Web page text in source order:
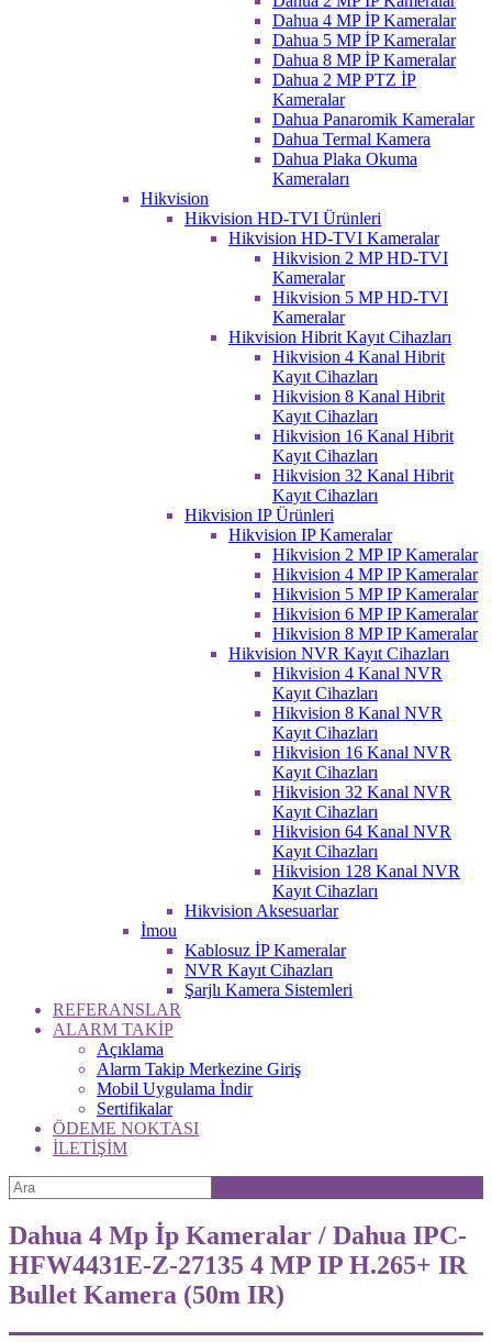
Dahua 4 MP İP Kameralar
Dahua 5 MP İP Kameralar
Dahua 8 MP İP Kameralar
Dahua 2 MP PTZ İP
Kameralar
Dahua Panaromik Kameralar
Dahua Termal Kamera
Dahua Plaka Okuma
Kameraları
Hikvision
Hikvision HD-TVI Ürünleri
Hikvision HD-TVI Kameralar
Hikvision 2 MP HD-TVI
Kameralar
Hikvision 5 MP HD-TVI
Kameralar
Hikvision Hibrit Kayıt Cihazları
Hikvision 4 Kanal Hibrit
Kayıt Cihazları
Hikvision 8 Kanal Hibrit
Kayıt Cihazları
Hikvision 16 Kanal Hibrit
Kayıt Cihazları
Hikvision 32 Kanal Hibrit
Kayıt Cihazları
Hikvision IP Ürünleri
Hikvision IP Kameralar
Hikvision 2 MP IP Kameralar
Hikvision 4 MP IP Kameralar
Hikvision 5 MP IP Kameralar
Hikvision 6 MP IP Kameralar
Hikvision 8 MP IP Kameralar
Hikvision NVR Kayıt Cihazları
Hikvision 4 Kanal NVR
Kayıt Cihazları
Hikvision 8 Kanal NVR
Kayıt Cihazları
Hikvision 16 Kanal NVR
Kayıt Cihazları
Hikvision 32 Kanal NVR
Kayıt Cihazları
Hikvision 64 Kanal NVR
Kayıt Cihazları
Hikvision 128 Kanal NVR
Kayıt Cihazları
Hikvision Aksesuarlar
İmou
Kablosuz İP Kameralar
NVR Kayıt Cihazları
Şarjlı Kamera Sistemleri
REFERANSLAR
ALARM TAKİP
Açıklama
Alarm Takip Merkezine Giriş
Mobil Uygulama İndir
Sertifikalar
ÖDEME NOKTASI
İLETİŞİM
Dahua 4 Mp İp Kameralar / Dahua IPC-
HFW4431E-Z-27135 4 MP IP H.265+ IR
Bullet Kamera (50m IR)